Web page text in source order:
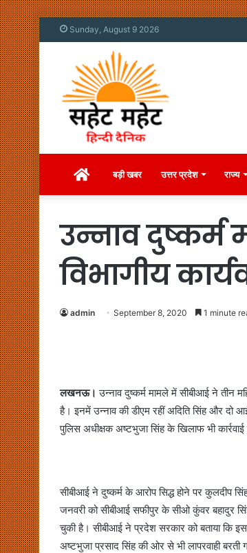
Sunday, August 9 2026
Homeबड़ी खबर उत्तर प्रदेश राज्य
उन्नाव दुष्कर्म
विभागीय
admin September 8, 2020 1 minute
लखनऊ।उन्नाव दुष्कर्म मामले में सीबीआई ने तीन
है। इनमें उन्नाव की डीएम रहीं अदिति सिंह और दो
पुलिस अधीक्षक अष्टभुजा सिंह के खिलाफ भी
सीबीआई ने दुष्कर्म के आरोप सिद्ध होने पर कुलदीप
जनवरी को सीबीआई सफीपुर के सीओ कुंवर बहादुर
चुकी है। सीबीआई ने प्रदेश सरकार को बताया कि
अष्टभुजा प्रसाद सिंह की ओर से भी लापरवाही